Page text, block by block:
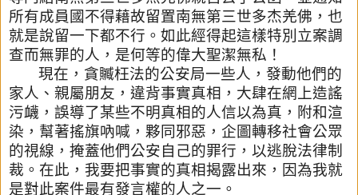
所有成員國不得藉故留置南無第三世多杰羌佛，也
就是說留一下都不行。 如此經得起這樣特別立案調
查而無罪的人，是何等的偉大聖潔無私！
現在，貪贓枉法的公安局一些人，發動他們的
家人、親屬朋友，違背事實真相，大肆在網上造謠
污衊，誤導了某些不明真相的人信以為真 ，附和渲
染，幫著搖旗吶喊，夥同邪惡，企圖轉移社會公眾
的視線， 掩蓋他們公安自己的罪行，以逃脫法律制
裁。在此，我要把事實的真相揭露出來，因為我就
是對此案件最有發言權的人之一。